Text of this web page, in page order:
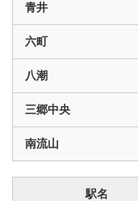
青井
六町
八潮
三郷中央
南流山
駅名